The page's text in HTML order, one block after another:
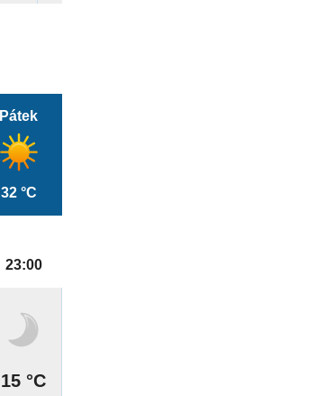
Pátek
32 °C
23:00
15 °C